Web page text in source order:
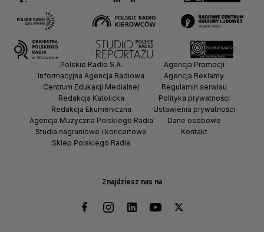
Znajdziesz nas na
Polskie Radio S.A.
Informacyjna Agencja Radiowa
Centrum Edukacji Medialnej
Redakcja Katolicka
Redakcja Ekumeniczna
Agencja Muzyczna Polskiego Radia
Studia nagraniowe i koncertowe
Sklep Polskiego Radia
Agencja Promocji
Agencja Reklamy
Regulamin serwisu
Polityka prywatności
Ustawienia prywatności
Dane osobowe
Kontakt